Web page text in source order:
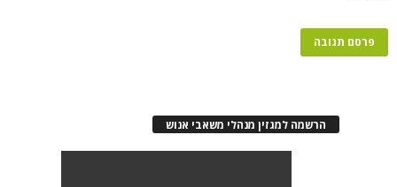
הרשמה למגזין מנהלי משאבי אנוש